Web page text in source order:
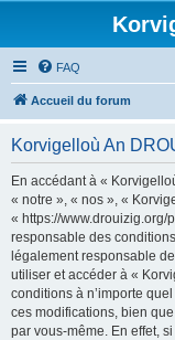
FAQ
Accueil du forum
Korvigelloù An
En accédant à «
« notre », « nos », «
« https://www.drouizig.org/
responsable des
légalement responsable
utiliser et accéder à «
conditions à n’importe
ces modifications, bien
par vous-même. En effet,